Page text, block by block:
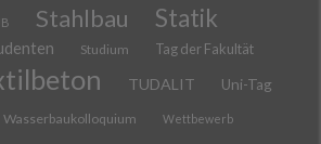
Stahlbau Statik
Studium Tag der Fakultät
TUDALIT Uni-Tag
Wasserbaukolloquium Wettbewerb